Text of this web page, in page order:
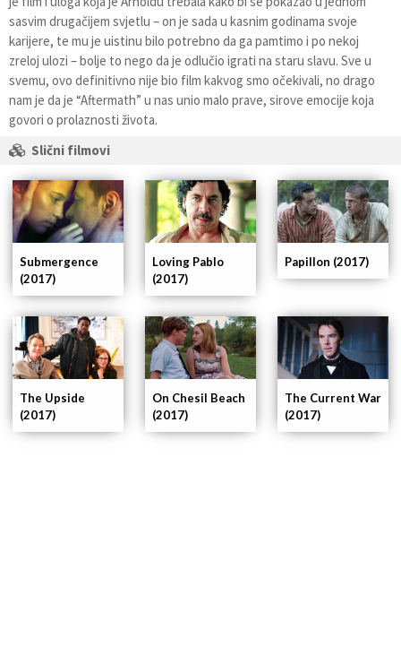
sasvim drugačijem svjetlu – on je sada u kasnim godinama svoje
karijere, te mu je uistinu bilo potrebno da ga pamtimo i po nekoj
zreloj ulozi – bolje to nego da je odlučio igrati na staru slavu. Sve u
svemu, ovo definitivno nije bio film kakvog smo očekivali, no drago
nam je da je “Aftermath” u nas unio malo prave, sirove emocije koja
govori o prolaznosti života.
Slični filmovi
The Current War
(2017)
On Chesil Beach
(2017)
The Upside
(2017)
Papillon (2017)
Loving Pablo
(2017)
Submergence
(2017)